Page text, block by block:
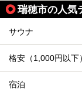
瑞穂市の人気
サウナ
格安（1,000円以下）
宿泊